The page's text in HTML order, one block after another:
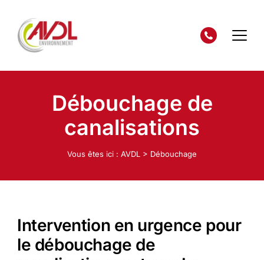
Débouchage de
canalisations
Vous êtes ici : AVDL > Débouchage
Intervention en urgence pour
le débouchage de